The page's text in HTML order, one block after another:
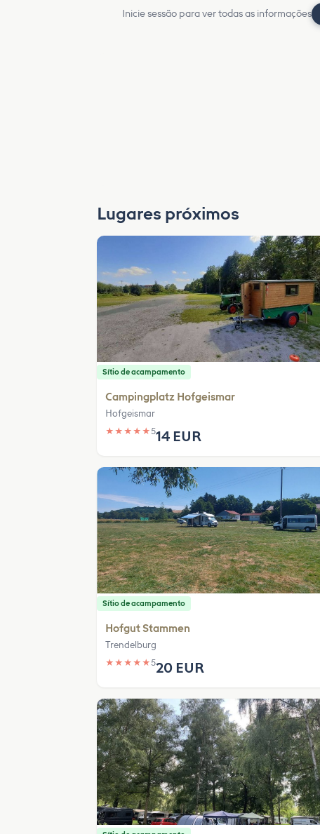
Inicie sessão para ver todas as informações
Lugares próximos
Sítio de acampamento
Campingplatz Hofgeismar
Hofgeismar
★ ★ ★ ★ ★514 EUR
Sítio de acampamento
Hofgut Stammen
Trendelburg
★ ★ ★ ★ ★520 EUR